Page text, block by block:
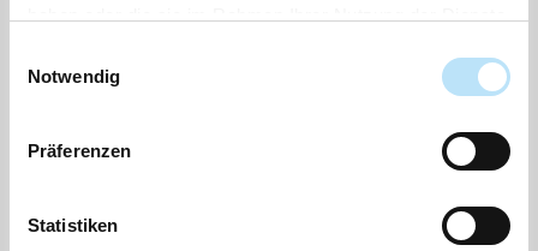
Notwendig
Präferenzen
Statistiken
Ö1 Einwohnerfragestunde
22.05.2024